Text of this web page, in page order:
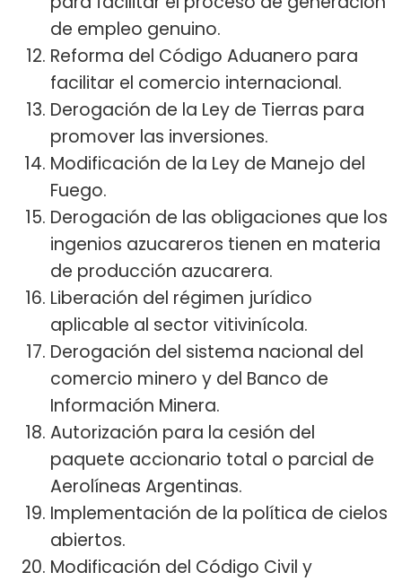
de empleo genuino.
Reforma del Código Aduanero para
facilitar el comercio internacional.
Derogación de la Ley de Tierras para
promover las inversiones.
Modificación de la Ley de Manejo del
Fuego.
Derogación de las obligaciones que los
ingenios azucareros tienen en materia
de producción azucarera.
Liberación del régimen jurídico
aplicable al sector vitivinícola.
Derogación del sistema nacional del
comercio minero y del Banco de
Información Minera.
Autorización para la cesión del
paquete accionario total o parcial de
Aerolíneas Argentinas.
Implementación de la política de cielos
abiertos.
Modificación del Código Civil y